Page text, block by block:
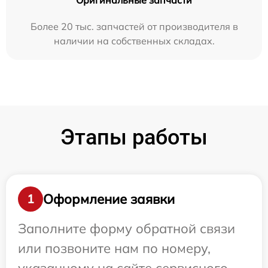
Более 20 тыс. запчастей от производителя в
наличии на собственных складах.
Этапы работы
1
Оформление заявки
Заполните форму обратной связи
или позвоните нам по номеру,